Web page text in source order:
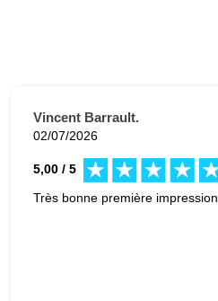
Vincent Barrault.
02/07/2026
5,00 / 5
Très bonne première impression